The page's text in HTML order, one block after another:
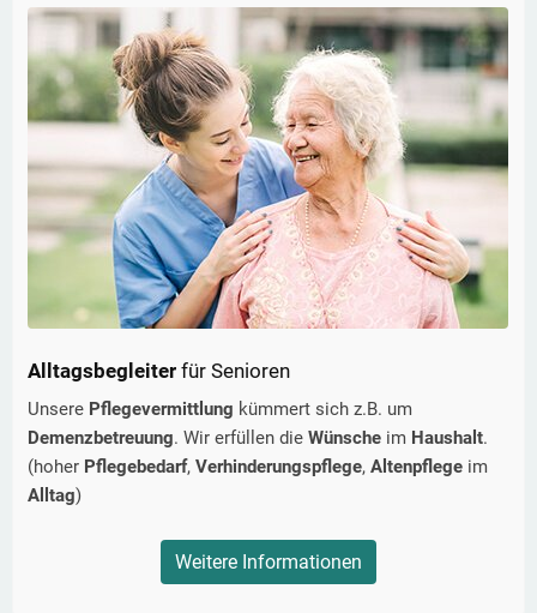
Alltagsbegleiter für Senioren
Unsere Pflegevermittlung kümmert sich z.B. um
Demenzbetreuung. Wir erfüllen die Wünsche im Haushalt.
(hoher Pflegebedarf, Verhinderungspflege, Altenpflege im
Alltag)
Weitere Informationen